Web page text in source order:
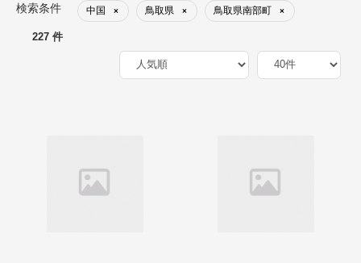
検索条件 中国 × 鳥取県 × 鳥取県南部町 ×
227 件